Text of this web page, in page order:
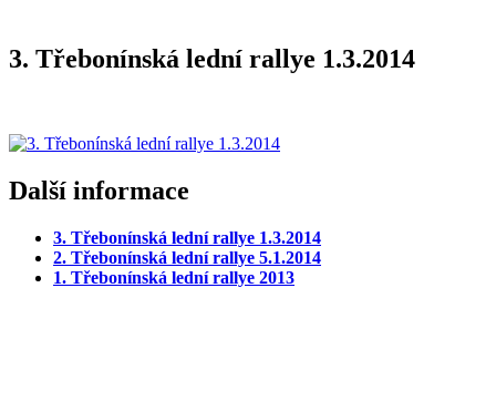
3. Třebonínská lední rallye 1.3.2014
Další informace
3. Třebonínská lední rallye 1.3.2014
2. Třebonínská lední rallye 5.1.2014
1. Třebonínská lední rallye 2013